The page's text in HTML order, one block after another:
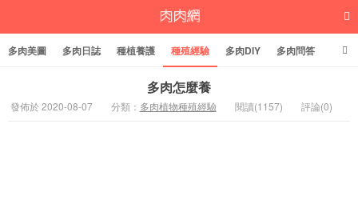
多肉美圖 多肉日誌 種植養護 種殖經驗 多肉DIY 多肉問答
多肉怎麼養
發佈於 2020-08-07 分類： 多肉植物種殖經驗 閱讀(1157) 評論(0)